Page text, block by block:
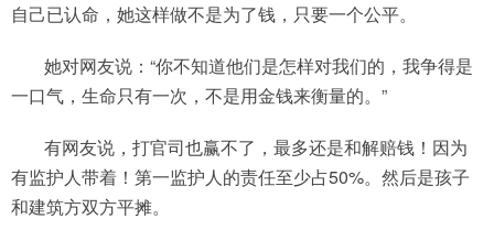
自己已认命，她这样做不是为了钱，只要一个公平。
她对网友说：“你不知道他们是怎样对我们的，我争得是
一口气，生命只有一次，不是用金钱来衡量的。”
有网友说，打官司也赢不了，最多还是和解赔钱！因为
有监护人带着！第一监护人的责任至少占50%。然后是孩子
和建筑方双方平摊。